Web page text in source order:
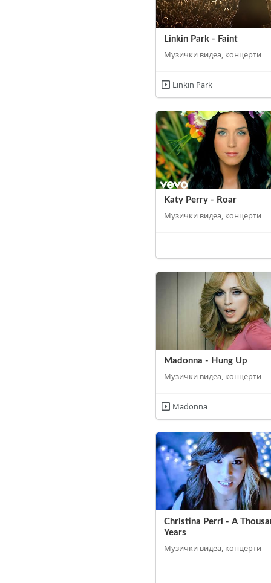
Linkin Park - Faint
Музички видеа, концерти
Linkin Park
Katy Perry - Roar
Музички видеа, концерти
Madonna - Hung Up
Музички видеа, концерти
Madonna
Christina Perri - A
Years
Музички видеа, концерти